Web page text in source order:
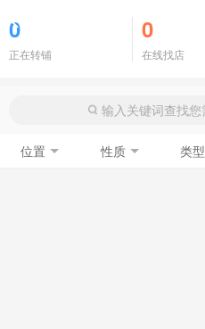
0
正在转铺
0
在线找店
位置 性质 类型